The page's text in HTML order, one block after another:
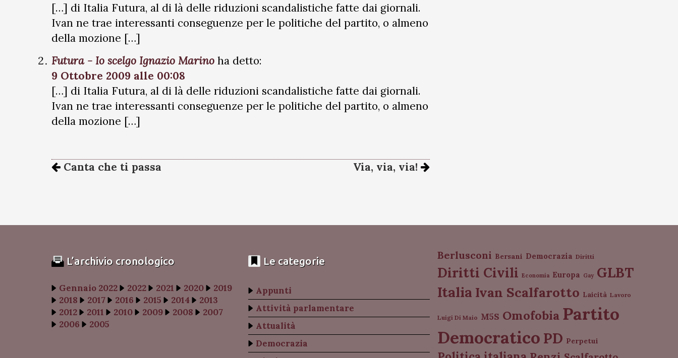
[…] di Italia Futura, al di là delle riduzioni scandalistiche fatte dai giornali.
Ivan ne trae interessanti conseguenze per le politiche del partito, o almeno
della mozione […]
Futura - Io scelgo Ignazio Marino ha detto:
9 Ottobre 2009 alle 00:08
[…] di Italia Futura, al di là delle riduzioni scandalistiche fatte dai giornali.
Ivan ne trae interessanti conseguenze per le politiche del partito, o almeno
della mozione […]
Canta che ti passa Via, via, via!
L’archivio cronologico
Gennaio 2022 2022 2021 2020
2019
2018
2017 2016 2015 2014
2013
2012
2011 2010 2009 2008
2007
2006
2005
Le categorie
Appunti
Attività parlamentare
Attualità
Democrazia
Berlusconi Bersani Democrazia Diritti
Diritti Civili Economia Europa Gay GLBT
Italia Ivan Scalfarotto Laicità Lavoro
Luigi Di Maio M5S Omofobia Partito
Democratico PD Perpetui